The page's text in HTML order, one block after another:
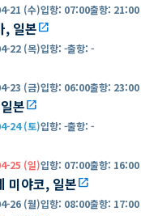
21 (수)입항: 07:00출항: 21:00
, 일본open_in_new
22 (목)입항: -출항: -
23 (금)입항: 06:00출항: 23:00
본open_in_new
24 (토)입항: -출항: -
25 (일)입항: 07:00출항: 16:00
미야코, 일본open_in_new
26 (월)입항: 08:00출항: 17:00